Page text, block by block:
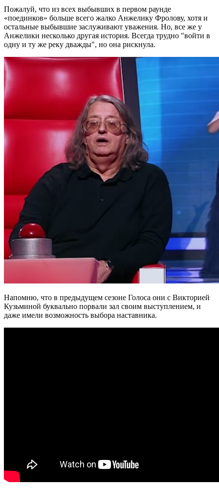
Пожалуй, что из всех выбывших в первом раунде
«поединков» больше всего жалко Анжелику Фролову, хотя и
остальные выбывшие заслуживают уважения. Но, все же у
Анжелики несколько другая история. Всегда трудно "войти в
одну и ту же реку дважды", но она рискнула.
Напомню, что в предыдущем сезоне Голоса они с Викторией
Кузьминой буквально порвали зал своим выступлением, и
даже имели возможность выбора наставника.